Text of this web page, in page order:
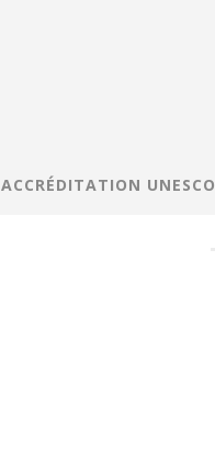
ACCRÉDITATION UNESCO